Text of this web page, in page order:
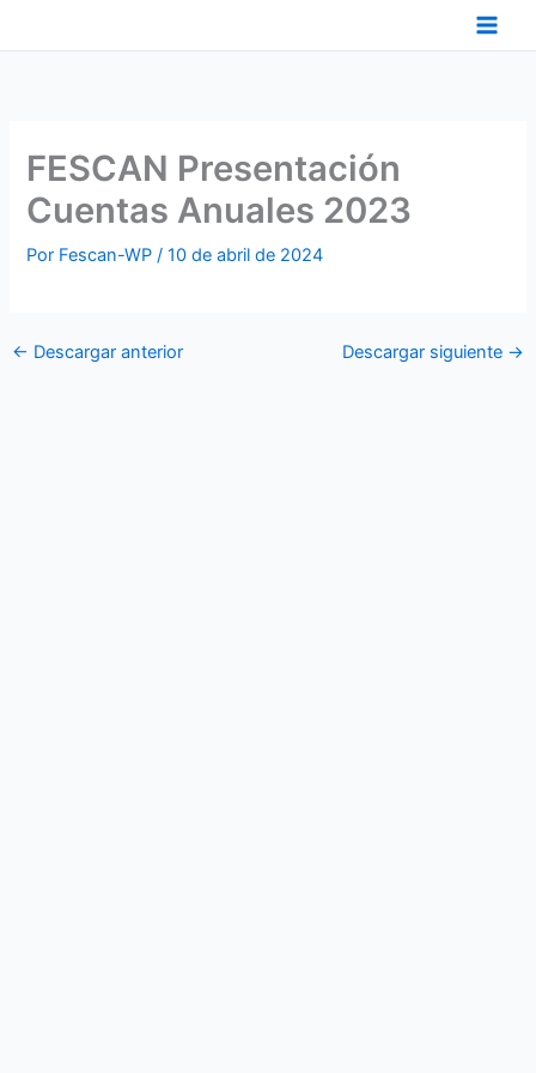
FESCAN Presentación
Cuentas Anuales 2023
Por Fescan-WP/10 de abril de 2024
← Descargar anterior Descargar siguiente →